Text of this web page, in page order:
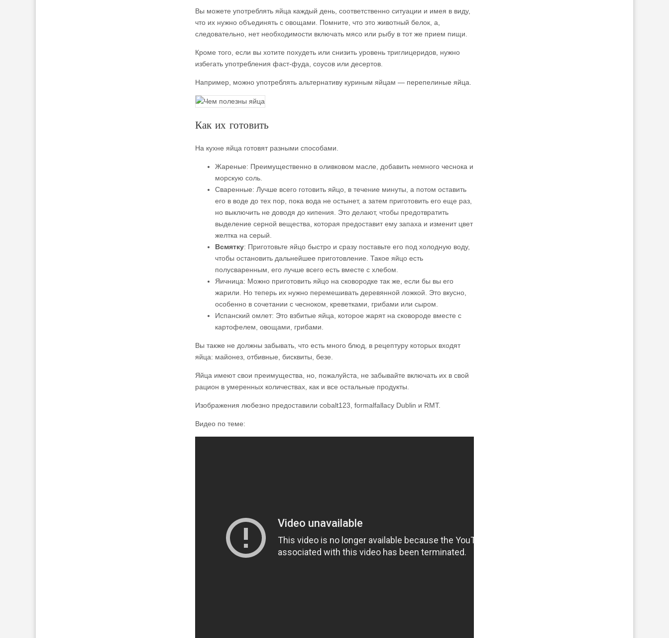
Вы можете употреблять яйца каждый день, соответственно ситуации и имея в виду,
что их нужно объединять с овощами. Помните, что это животный белок, а,
следовательно, нет необходимости включать мясо или рыбу в тот же прием пищи.
Кроме того, если вы хотите похудеть или снизить уровень триглицеридов, нужно
избегать употребления фаст-фуда, соусов или десертов.
Например, можно употреблять альтернативу куриным яйцам — перепелиные яйца.
Как их готовить
На кухне яйца готовят разными способами.
Жареные: Преимущественно в оливковом масле, добавить немного чеснока и
морскую соль.
Сваренные: Лучше всего готовить яйцо, в течение минуты, а потом оставить
его в воде до тех пор, пока вода не остынет, а затем приготовить его еще раз,
но выключить не доводя до кипения. Это делают, чтобы предотвратить
выделение серной вещества, которая предоставит ему запаха и изменит цвет
желтка на серый.
Всмятку: Приготовьте яйцо быстро и сразу поставьте его под холодную воду,
чтобы остановить дальнейшее приготовление. Такое яйцо есть
полусваренным, его лучше всего есть вместе с хлебом.
Яичница: Можно приготовить яйцо на сковородке так же, если бы вы его
жарили. Но теперь их нужно перемешивать деревянной ложкой. Это вкусно,
особенно в сочетании с чесноком, креветками, грибами или сыром.
Испанский омлет: Это взбитые яйца, которое жарят на сковороде вместе с
картофелем, овощами, грибами.
Вы также не должны забывать, что есть много блюд, в рецептуру которых входят
яйца: майонез, отбивные, бисквиты, безе.
Яйца имеют свои преимущества, но, пожалуйста, не забывайте включать их в свой
рацион в умеренных количествах, как и все остальные продукты.
Изображения любезно предоставили cobalt123, formalfallacy Dublin и RMT.
Видео по теме: